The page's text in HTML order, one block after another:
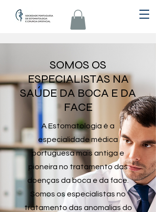
SOMOS OS
ESPECIALISTAS NA
SAÚDE DA BOCA E DA
FACE
A Estomatologia é a
especialidade médica
portuguesa mais antiga e
pioneira no tratamento das
doenças da boca e da face.
Somos os especialistas no
tratamento das anomalias do